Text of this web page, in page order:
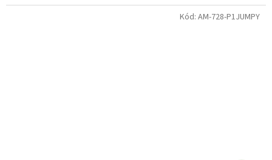
Kód: AM-728-P1JUMPY